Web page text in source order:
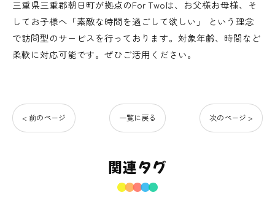
三重県三重郡朝日町が拠点のFor Twoは、お父様お母様、そ
してお子様へ「素敵な時間を過ごして欲しい」 という理念
で訪問型のサービスを行っております。対象年齢、時間など
柔軟に対応可能です。ぜひご活用ください。
< 前のページ 一覧に戻る 次のページ >
関連タグ